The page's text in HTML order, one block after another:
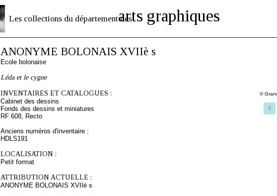
Les collections du département desarts graphiques
©
ANONYME BOLONAIS XVIIè s
Ecole bolonaise
Léda et le cygne
INVENTAIRES ET CATALOGUES :
Cabinet des dessins
Fonds des dessins et miniatures
RF 608, Recto
Anciens numéros d'inventaire :
HDLS191
LOCALISATION :
Petit format
ATTRIBUTION ACTUELLE :
ANONYME BOLONAIS XVIIè s